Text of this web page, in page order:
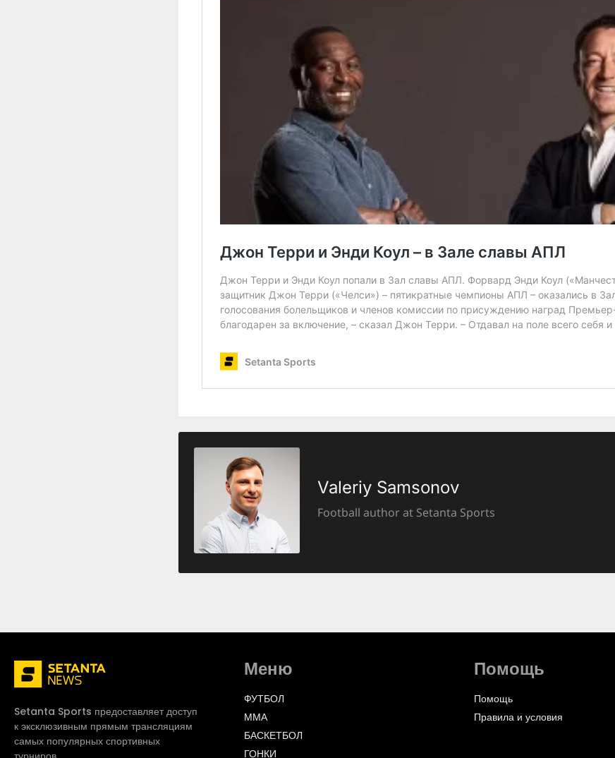
Valeriy Samsonov
Football author at Setanta Sports
Setanta Sports предоставляет доступ
к эксклюзивным прямым трансляциям
самых популярных спортивных
Меню
ФУТБОЛ
ММА
БАСКЕТБОЛ
ГОНКИ
Помощь
Помощь
Правила и условия